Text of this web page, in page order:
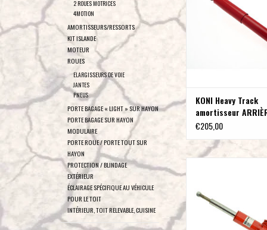
2 ROUES MOTRICES
4MOTION
AMORTISSEURS/RESSORTS
KIT ISLANDE
MOTEUR
ROUES
ELARGISSEURS DE VOIE
JANTES
PNEUS
PORTE BAGAGE « LIGHT » SUR HAYON
PORTE BAGAGE SUR HAYON
MODULAIRE
PORTE ROUE / PORTE TOUT SUR
HAYON
PROTECTION / BLINDAGE
EXTÉRIEUR
ÉCLAIRAGE SPÉCIFIQUE AU VÉHICULE
POUR LE TOIT
INTÉRIEUR, TOIT RELEVABLE, CUISINE
pièce)
AJOUTER AU
KONI Heavy Track
amortisseur
Sprinter 907 3,5 T
€205,00
suspension
AJOUTER AU